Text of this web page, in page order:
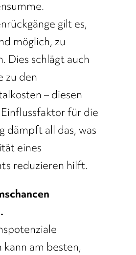
gilt es,
möglich, zu
Dies schlägt auch
zu den
– diesen
für die
dämpft all das, was
eines
reduzieren hilft.
am besten,